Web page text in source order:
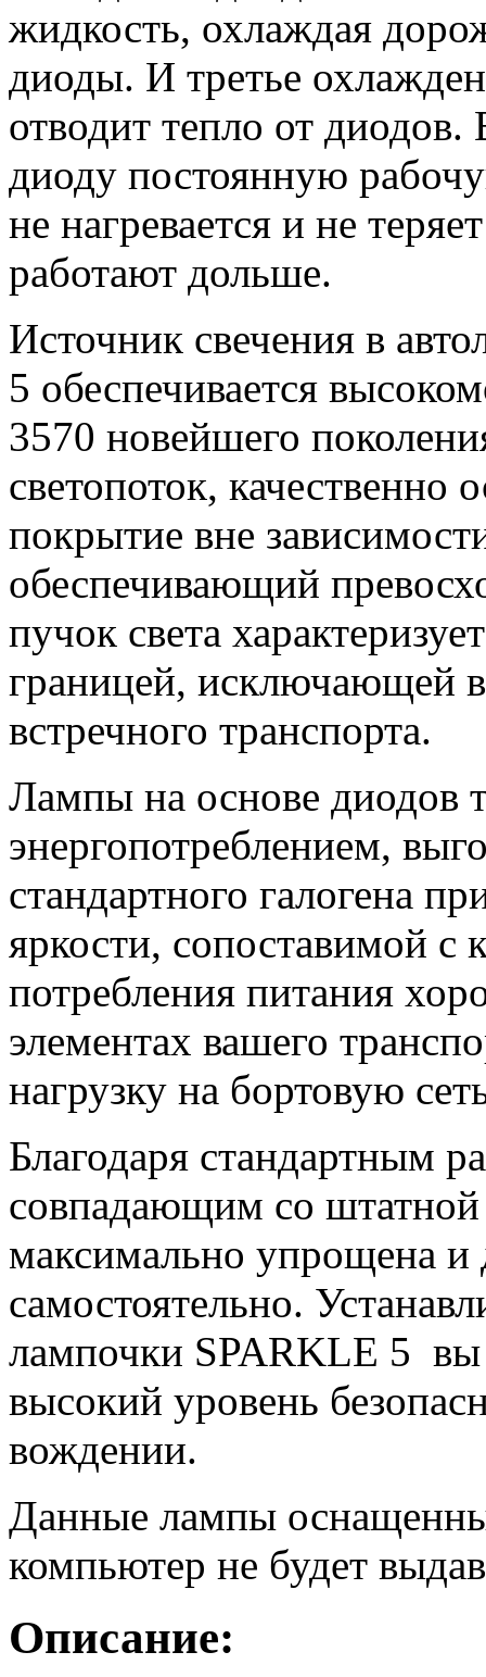
жидкость, охлаждая
диоды. И третье
отводит тепло от диодов.
диоду постоянную
не нагревается и не
работают дольше.
Источник свечения в
5 обеспечивается
3570 новейшего
светопоток,
покрытие вне
обеспечивающий
пучок света
границей, исключающей
встречного транспорта.
Лампы на основе диодов
энергопотреблением,
стандартного галогена
яркости, сопоставимой
потребления питания
элементах вашего
нагрузку на бортовую
Благодаря стандартным
совпадающим со штатной
максимально упрощена и
самостоятельно.
лампочки SPARKLE 5 вы
высокий уровень
вождении.
Данные лампы
компьютер не будет
Описание: